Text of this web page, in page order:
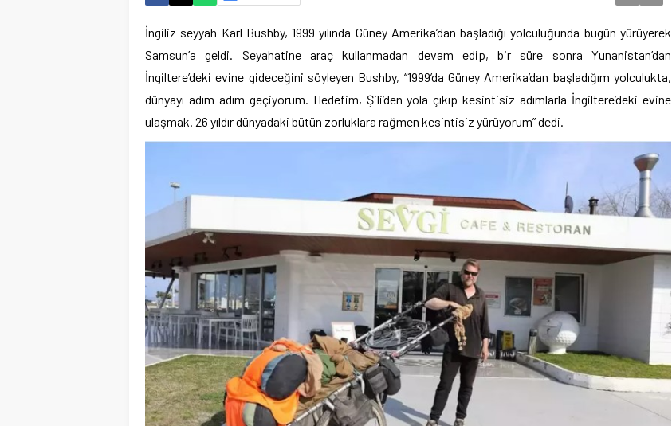
İngiliz seyyah Karl Bushby, 1999 yılında Güney Amerika’dan başladığı yolculuğunda bugün yürüyerek
Samsun’a geldi. Seyahatine araç kullanmadan devam edip, bir süre sonra Yunanistan’dan
İngiltere’deki evine gideceğini söyleyen Bushby, “1999’da Güney Amerika’dan başladığım yolculukta,
dünyayı adım adım geçiyorum. Hedefim, Şili’den yola çıkıp kesintisiz adımlarla İngiltere’deki evine
ulaşmak. 26 yıldır dünyadaki bütün zorluklara rağmen kesintisiz yürüyorum” dedi.